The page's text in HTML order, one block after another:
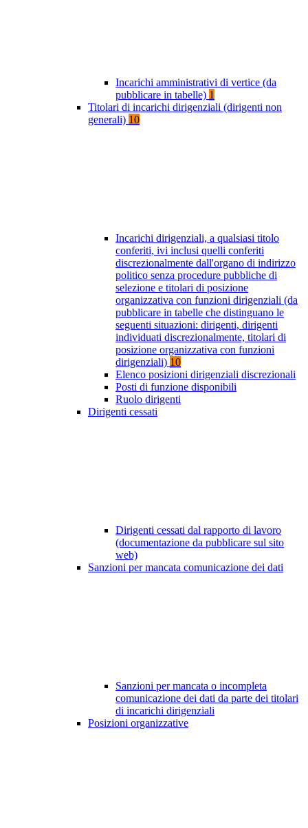
Incarichi amministrativi di vertice (da
pubblicare in tabelle) 1
Titolari di incarichi dirigenziali (dirigenti non
generali) 10
Incarichi dirigenziali, a qualsiasi titolo
conferiti, ivi inclusi quelli conferiti
discrezionalmente dall'organo di indirizzo
politico senza procedure pubbliche di
selezione e titolari di posizione
organizzativa con funzioni dirigenziali (da
pubblicare in tabelle che distinguano le
seguenti situazioni: dirigenti, dirigenti
individuati discrezionalmente, titolari di
posizione organizzativa con funzioni
dirigenziali) 10
Elenco posizioni dirigenziali discrezionali
Posti di funzione disponibili
Ruolo dirigenti
Dirigenti cessati
Dirigenti cessati dal rapporto di lavoro
(documentazione da pubblicare sul sito
web)
Sanzioni per mancata comunicazione dei dati
Sanzioni per mancata o incompleta
comunicazione dei dati da parte dei titolari
di incarichi dirigenziali
Posizioni organizzative